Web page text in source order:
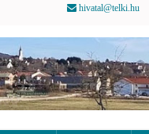
hivatal@telki.hu